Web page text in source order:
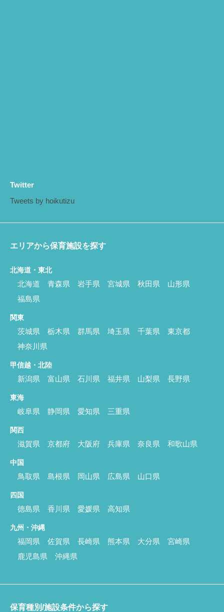
Twitter
Tweets by hoikutizu
エリアから保育施設を探す
北海道・東北
北海道 青森県 岩手県 宮城県 秋田県
山形県
福島県
関東
茨城県 栃木県 群馬県 埼玉県 千葉県
東京都
神奈川県
甲信越・北陸
新潟県 富山県 石川県 福井県 山梨県 長野県
東海
岐阜県 静岡県 愛知県 三重県
関西
滋賀県 京都府 大阪府 兵庫県 奈良県 和歌山県
中国
鳥取県 島根県 岡山県 広島県 山口県
四国
徳島県 香川県 愛媛県 高知県
九州・沖縄
福岡県 佐賀県 長崎県 熊本県 大分県
宮崎県
鹿児島県
沖縄県
保育種別/施設条件から探す